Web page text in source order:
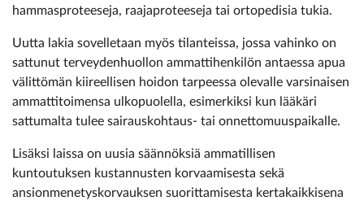
hammasproteeseja, raajaproteeseja tai ortopedisia tukia.
Uutta lakia sovelletaan myös tilanteissa, jossa vahinko on
sattunut terveydenhuollon ammattihenkilön antaessa apua
välittömän kiireellisen hoidon tarpeessa olevalle varsinaisen
ammattitoimensa ulkopuolella, esimerkiksi kun lääkäri
sattumalta tulee sairauskohtaus- tai onnettomuuspaikalle.
Lisäksi laissa on uusia säännöksiä ammatillisen
kuntoutuksen kustannusten korvaamisesta sekä
ansionmenetyskorvauksen suorittamisesta kertakaikkisena